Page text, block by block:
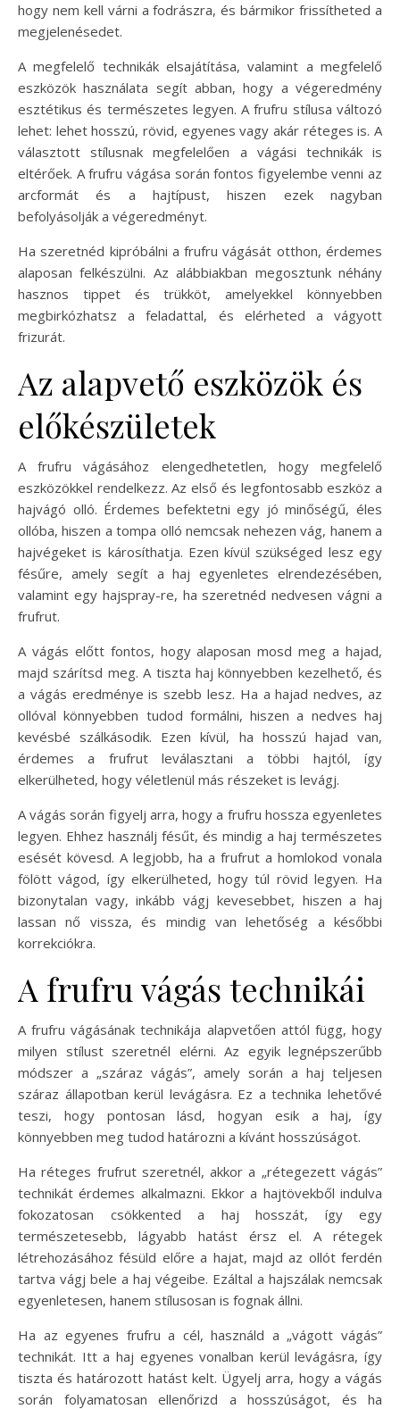
hogy nem kell várni a fodrászra, és bármikor frissítheted a
megjelenésedet.
A megfelelő technikák elsajátítása, valamint a megfelelő
eszközök használata segít abban, hogy a végeredmény
esztétikus és természetes legyen. A frufru stílusa változó
lehet: lehet hosszú, rövid, egyenes vagy akár réteges is. A
választott stílusnak megfelelően a vágási technikák is
eltérőek. A frufru vágása során fontos figyelembe venni az
arcformát és a hajtípust, hiszen ezek nagyban
befolyásolják a végeredményt.
Ha szeretnéd kipróbálni a frufru vágását otthon, érdemes
alaposan felkészülni. Az alábbiakban megosztunk néhány
hasznos tippet és trükköt, amelyekkel könnyebben
megbirkózhatsz a feladattal, és elérheted a vágyott
frizurát.
Az alapvető eszközök és
előkészületek
A frufru vágásához elengedhetetlen, hogy megfelelő
eszközökkel rendelkezz. Az első és legfontosabb eszköz a
hajvágó olló. Érdemes befektetni egy jó minőségű, éles
ollóba, hiszen a tompa olló nemcsak nehezen vág, hanem a
hajvégeket is károsíthatja. Ezen kívül szükséged lesz egy
fésűre, amely segít a haj egyenletes elrendezésében,
valamint egy hajspray-re, ha szeretnéd nedvesen vágni a
frufrut.
A vágás előtt fontos, hogy alaposan mosd meg a hajad,
majd szárítsd meg. A tiszta haj könnyebben kezelhető, és
a vágás eredménye is szebb lesz. Ha a hajad nedves, az
ollóval könnyebben tudod formálni, hiszen a nedves haj
kevésbé szálkásodik. Ezen kívül, ha hosszú hajad van,
érdemes a frufrut leválasztani a többi hajtól, így
elkerülheted, hogy véletlenül más részeket is levágj.
A vágás során figyelj arra, hogy a frufru hossza egyenletes
legyen. Ehhez használj fésűt, és mindig a haj természetes
esését kövesd. A legjobb, ha a frufrut a homlokod vonala
fölött vágod, így elkerülheted, hogy túl rövid legyen. Ha
bizonytalan vagy, inkább vágj kevesebbet, hiszen a haj
lassan nő vissza, és mindig van lehetőség a későbbi
korrekciókra.
A frufru vágás technikái
A frufru vágásának technikája alapvetően attól függ, hogy
milyen stílust szeretnél elérni. Az egyik legnépszerűbb
módszer a „száraz vágás”, amely során a haj teljesen
száraz állapotban kerül levágásra. Ez a technika lehetővé
teszi, hogy pontosan lásd, hogyan esik a haj, így
könnyebben meg tudod határozni a kívánt hosszúságot.
Ha réteges frufrut szeretnél, akkor a „rétegezett vágás”
technikát érdemes alkalmazni. Ekkor a hajtövekből indulva
fokozatosan csökkented a haj hosszát, így egy
természetesebb, lágyabb hatást érsz el. A rétegek
létrehozásához fésüld előre a hajat, majd az ollót ferdén
tartva vágj bele a haj végeibe. Ezáltal a hajszálak nemcsak
egyenletesen, hanem stílusosan is fognak állni.
Ha az egyenes frufru a cél, használd a „vágott vágás”
technikát. Itt a haj egyenes vonalban kerül levágásra, így
tiszta és határozott hatást kelt. Ügyelj arra, hogy a vágás
során folyamatosan ellenőrizd a hosszúságot, és ha